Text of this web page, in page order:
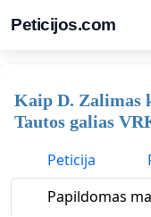
Peticijos.com
Kaip D. Zalimas
Tautos galias
Peticija
Papildomas